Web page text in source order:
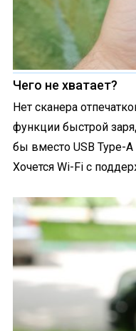
Чего не хватает?
Нет сканера
функции быстрой
бы вместо USB Type-
Хочется Wi-Fi с